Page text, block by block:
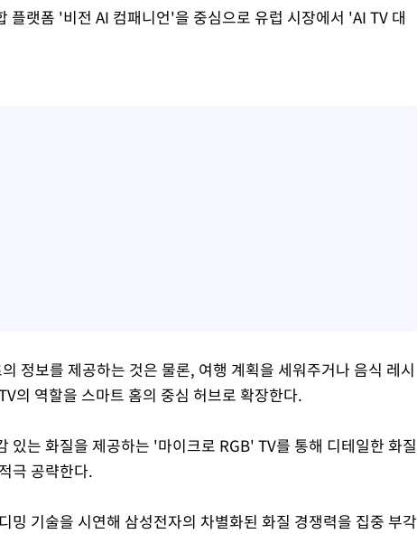
플랫폼 '비전 AI 컴패니언'을 중심으로 유럽 시장에서 'AI TV 대
정보를 제공하는 것은 물론, 여행 계획을 세워주거나 음식 레시
의 역할을 스마트 홈의 중심 허브로 확장한다.
있는 화질을 제공하는 '마이크로 RGB' TV를 통해 디테일한 화질
극 공략한다.
밍 기술을 시연해 삼성전자의 차별화된 화질 경쟁력을 집중 부각